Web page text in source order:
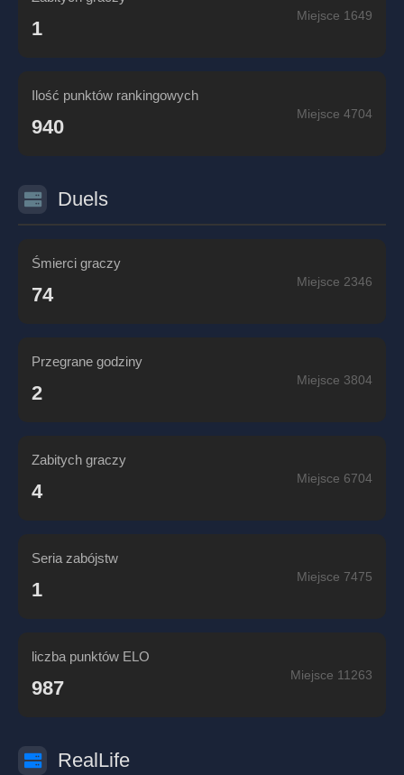
1
Miejsce 1649
Ilość punktów rankingowych
940
Miejsce 4704
Duels
Śmierci graczy
74
Miejsce 2346
Przegrane godziny
2
Miejsce 3804
Zabitych graczy
4
Miejsce 6704
Seria zabójstw
1
Miejsce 7475
liczba punktów ELO
987
Miejsce 11263
RealLife